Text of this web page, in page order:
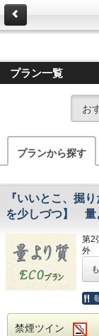
プラン一覧
お
プランから探す
『いいとこ、掘
を少しづつ】 量
第2
外
第
予
ご
お
禁煙ツイン